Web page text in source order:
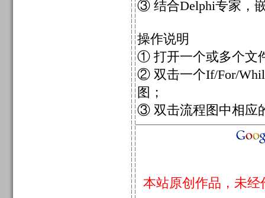
③ 结合Delphi专家，
操作说明
① 打开一个或多个文
② 双击一个If/For/
图；
③ 双击流程图中相应
本站原创作品，未